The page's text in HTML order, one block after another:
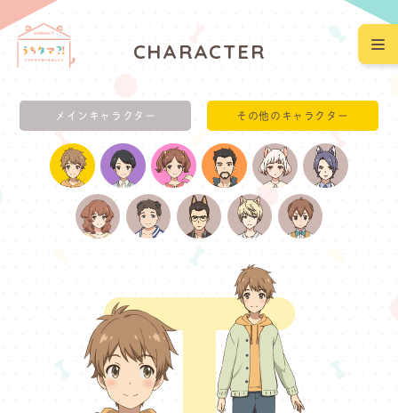
TOP NEWS
ONAIR INTRODUCTION
STORY STAFF/CAST
Blu-ray&DVD
SPECIAL
Official Twitter Official Instagram
CHARACTER
メインキャラクター その他のキャラクター